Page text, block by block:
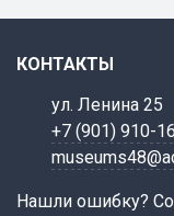
КОНТАКТЫ
ул. Ленина 25
+7 (901) 910-
Нашли ошибку?